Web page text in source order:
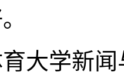
学新闻